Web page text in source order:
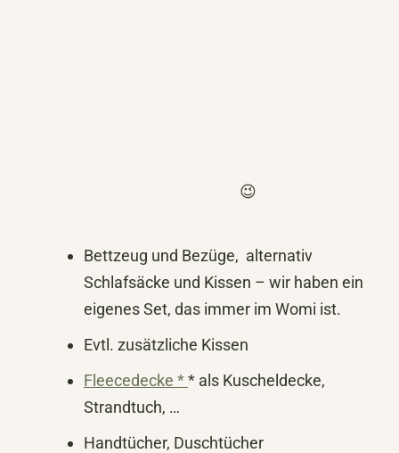
😉
Bettzeug und Bezüge, alternativ
Schlafsäcke und Kissen – wir haben ein
eigenes Set, das immer im Womi ist.
Evtl. zusätzliche Kissen
Fleecedecke ** als Kuscheldecke,
Strandtuch, …
Handtücher, Duschtücher